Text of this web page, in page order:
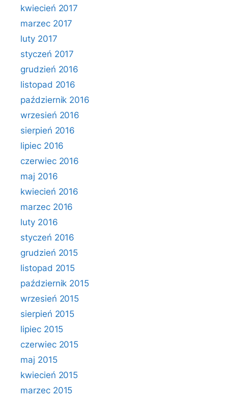
kwiecień 2017
marzec 2017
luty 2017
styczeń 2017
grudzień 2016
listopad 2016
październik 2016
wrzesień 2016
sierpień 2016
lipiec 2016
czerwiec 2016
maj 2016
kwiecień 2016
marzec 2016
luty 2016
styczeń 2016
grudzień 2015
listopad 2015
październik 2015
wrzesień 2015
sierpień 2015
lipiec 2015
czerwiec 2015
maj 2015
kwiecień 2015
marzec 2015